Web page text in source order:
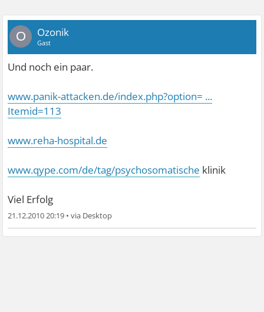
O Ozonik
Gast
Und noch ein paar.
www.panik-attacken.de/index.php?option= ...
Itemid=113
www.reha-hospital.de
www.qype.com/de/tag/psychosomatische klinik
Viel Erfolg
21.12.2010 20:19 •